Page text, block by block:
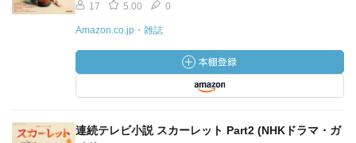
17 5.00 0
Amazon.co.jp・雑誌
連続テレビ小説 スカーレット Part2 (NHKドラマ・ガ